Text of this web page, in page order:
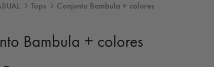
Tops Conjunto Bambula + colores
Bambula + colores